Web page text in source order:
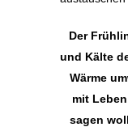
Der
und Kälte
Wärme
mit
sagen